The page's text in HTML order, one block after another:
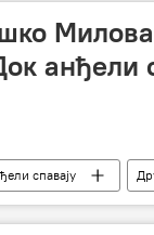
анђели
спавају